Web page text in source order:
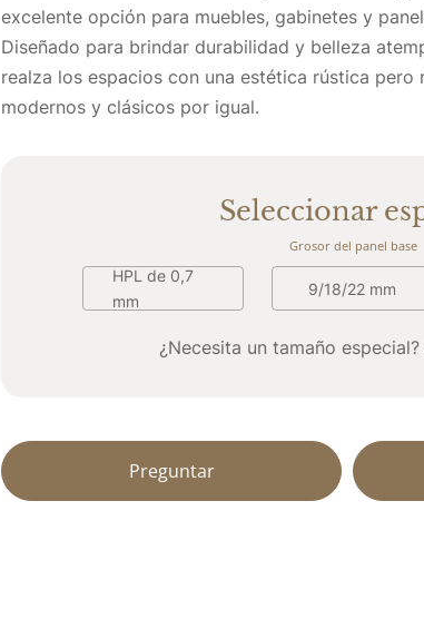
excelente opción para muebles, gabinetes y
Diseñado para brindar durabilidad y belleza
realza los espacios con una estética rústica
modernos y clásicos por igual.
Seleccionar
Grosor del panel base
HPL de 0,7
mm
9/18/22 mm
¿Necesita un tamaño
Preguntar